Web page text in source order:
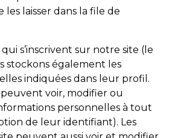
les laisser dans la file de
s’inscrivent sur notre site (le
stockons également les
indiquées dans leur profil.
voir, modifier ou
personnelles à tout
de leur identifiant). Les